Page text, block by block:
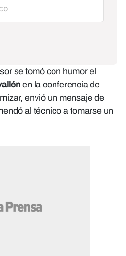
se tomó con humor el
en la conferencia de
envió un mensaje de
al técnico a tomarse un